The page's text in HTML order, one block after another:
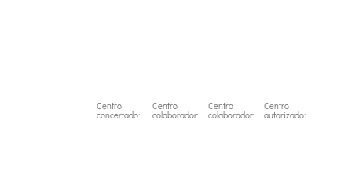
Centro
concertado:
Centro
colaborador:
Centro
colaborador:
Centro
autorizado: